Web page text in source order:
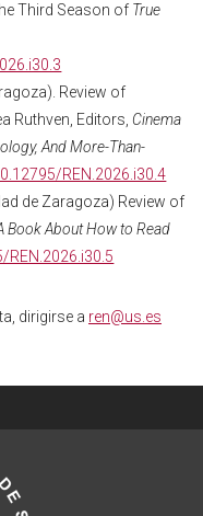
Third Season of True
Review of
Ruthven, Editors, Cinema
And More-Than-
REN.2026.i30.4
de Zaragoza) Review of
Book About How to Read
dirigirse a ren@us.es